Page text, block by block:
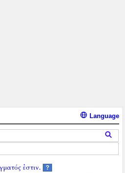
Language
ἐστιν. ?